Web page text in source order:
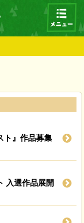
ト』作品募集
入選作品展開